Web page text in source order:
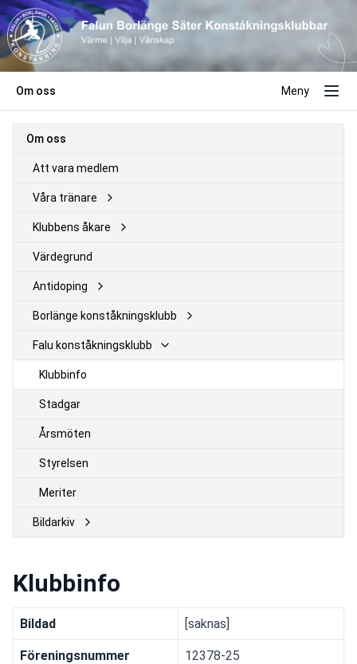
Om oss Meny
Om oss
Att vara medlem
Våra tränare
Klubbens åkare
Värdegrund
Antidoping
Borlänge konståkningsklubb
Falu konståkningsklubb
Klubbinfo
Stadgar
Årsmöten
Styrelsen
Meriter
Bildarkiv
Klubbinfo
Bildad [saknas]
Föreningsnummer 12378-25